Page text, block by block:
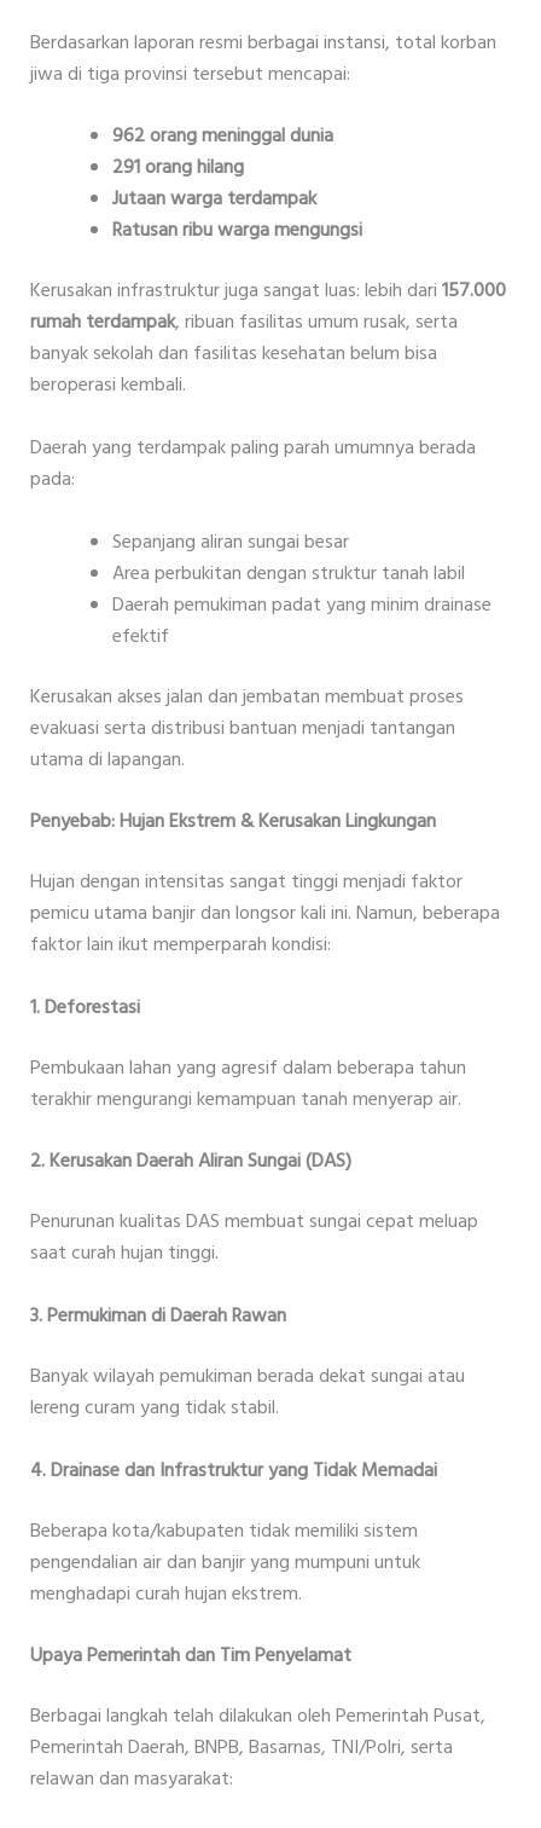
Berdasarkan laporan resmi berbagai instansi, total korban
jiwa di tiga provinsi tersebut mencapai:
962 orang meninggal dunia
291 orang hilang
Jutaan warga terdampak
Ratusan ribu warga mengungsi
Kerusakan infrastruktur juga sangat luas: lebih dari157.000
rumah terdampak, ribuan fasilitas umum rusak, serta
banyak sekolah dan fasilitas kesehatan belum bisa
beroperasi kembali.
Daerah yang terdampak paling parah umumnya berada
pada:
Sepanjang aliran sungai besar
Area perbukitan dengan struktur tanah labil
Daerah pemukiman padat yang minim drainase
efektif
Kerusakan akses jalan dan jembatan membuat proses
evakuasi serta distribusi bantuan menjadi tantangan
utama di lapangan.
Penyebab: Hujan Ekstrem & Kerusakan Lingkungan
Hujan dengan intensitas sangat tinggi menjadi faktor
pemicu utama banjir dan longsor kali ini. Namun, beberapa
faktor lain ikut memperparah kondisi:
1. Deforestasi
Pembukaan lahan yang agresif dalam beberapa tahun
terakhir mengurangi kemampuan tanah menyerap air.
2. Kerusakan Daerah Aliran Sungai (DAS)
Penurunan kualitas DAS membuat sungai cepat meluap
saat curah hujan tinggi.
3. Permukiman di Daerah Rawan
Banyak wilayah pemukiman berada dekat sungai atau
lereng curam yang tidak stabil.
4. Drainase dan Infrastruktur yang Tidak Memadai
Beberapa kota/kabupaten tidak memiliki sistem
pengendalian air dan banjir yang mumpuni untuk
menghadapi curah hujan ekstrem.
Upaya Pemerintah dan Tim Penyelamat
Berbagai langkah telah dilakukan oleh Pemerintah Pusat,
Pemerintah Daerah, BNPB, Basarnas, TNI/Polri, serta
relawan dan masyarakat: